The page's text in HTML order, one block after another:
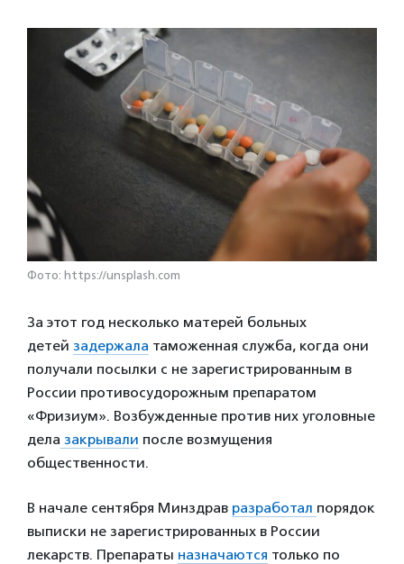
Фото: https://unsplash.com
За этот год несколько матерей больных
детей задержала таможенная служба, когда они
получали посылки с не зарегистрированным в
России противосудорожным препаратом
«Фризиум». Возбужденные против них уголовные
дела закрывали после возмущения
общественности.
В начале сентября Минздрав разработал порядок
выписки не зарегистрированных в России
лекарств. Препараты назначаются только по